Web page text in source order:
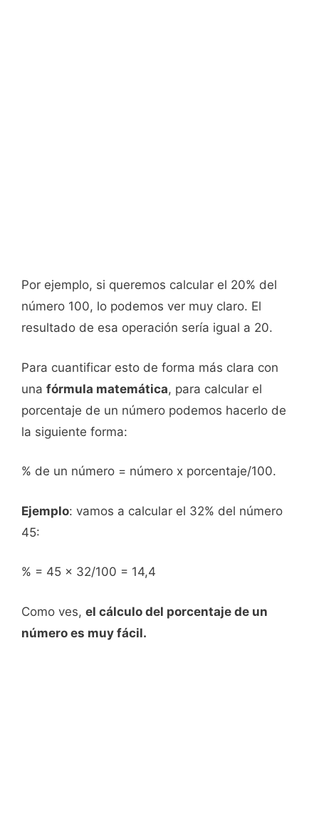
Por ejemplo, si queremos calcular el 20% del
número 100, lo podemos ver muy claro. El
resultado de esa operación sería igual a 20.
Para cuantificar esto de forma más clara con
una fórmula matemática, para calcular el
porcentaje de un número podemos hacerlo de
la siguiente forma:
% de un número = número x porcentaje/100.
Ejemplo: vamos a calcular el 32% del número
45:
% = 45 x 32/100 = 14,4
Como ves, el cálculo del porcentaje de un
número es muy fácil.